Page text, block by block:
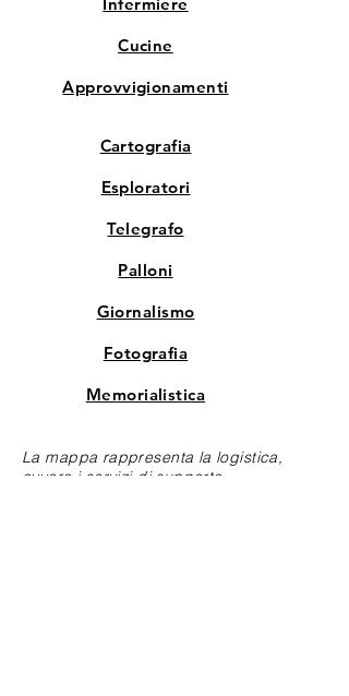
Cucine
Approvvigionamenti
Cartografia
Esploratori
Telegrafo
Palloni
Giornalismo
Fotografia
Memorialistica
La mappa rappresenta la logistica,
ovvero i servizi di supporto